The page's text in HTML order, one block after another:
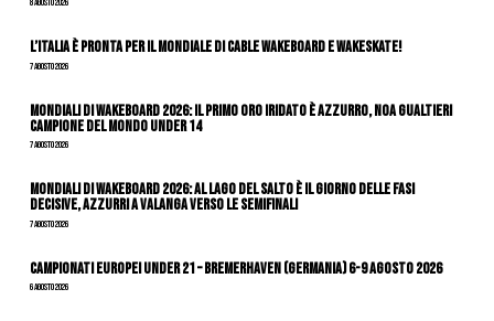
8 Agosto 2026
L’Italia è pronta per il Mondiale di Cable Wakeboard e Wakeskate!
7 Agosto 2026
Mondiali di Wakeboard 2026: il primo oro iridato è azzurro, Noa Gualtieri
campione del mondo Under 14
7 Agosto 2026
Mondiali di Wakeboard 2026: al Lago del Salto è il giorno delle fasi
decisive, azzurri a valanga verso le semifinali
7 Agosto 2026
Campionati Europei Under 21 – Bremerhaven (Germania) 6-9 agosto 2026
6 Agosto 2026